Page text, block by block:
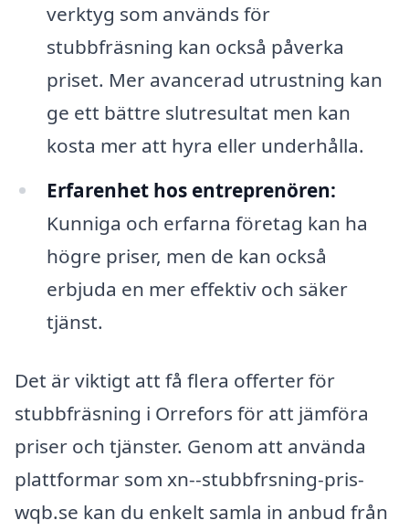
verktyg som används för
stubbfräsning kan också påverka
priset. Mer avancerad utrustning kan
ge ett bättre slutresultat men kan
kosta mer att hyra eller underhålla.
Erfarenhet hos entreprenören:
Kunniga och erfarna företag kan ha
högre priser, men de kan också
erbjuda en mer effektiv och säker
tjänst.
Det är viktigt att få flera offerter för
stubbfräsning i Orrefors för att jämföra
priser och tjänster. Genom att använda
plattformar som xn--stubbfrsning-pris-
wqb.se kan du enkelt samla in anbud från